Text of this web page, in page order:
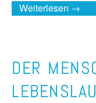
Weiterlesen →
DER